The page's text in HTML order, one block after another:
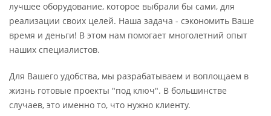
лучшее оборудование, которое выбрали бы сами, для
реализации своих целей. Наша задача - сэкономить Ваше
время и деньги! В этом нам помогает многолетний опыт
наших специалистов.
Для Вашего удобства, мы разрабатываем и воплощаем в
жизнь готовые проекты "под ключ". В большинстве
случаев, это именно то, что нужно клиенту.